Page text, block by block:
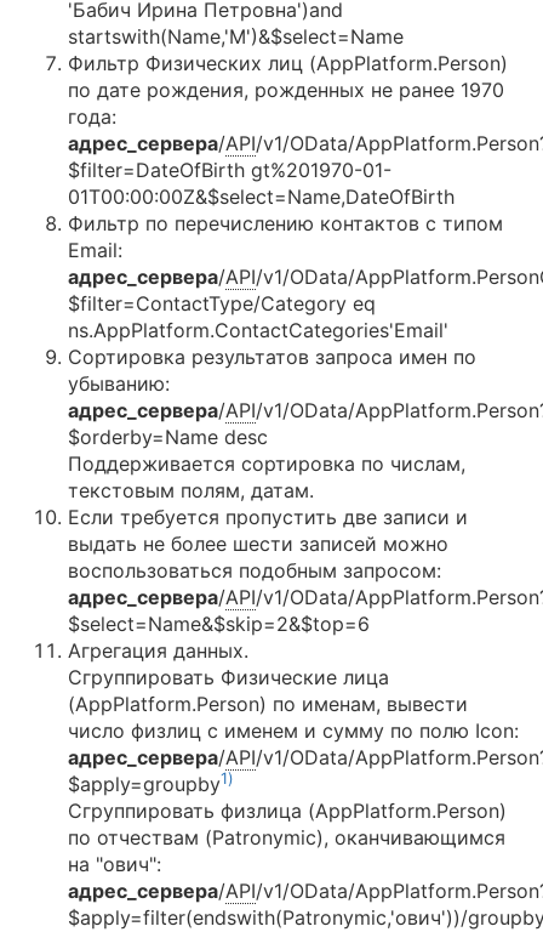
'Бабич Ирина Петровна')and
startswith(Name,'М')&$select=Name
Фильтр Физических лиц (AppPlatform.Person)
по дате рождения, рожденных не ранее 1970
года:
адрес_сервера/API/v1/OData/
$filter=DateOfBirth gt%201970-01-
01T00:00:00Z&$select=Name,DateOfBirth
Фильтр по перечислению контактов с типом
Email:
адрес_сервера/API/v1/OData/
$filter=ContactType/Category eq
ns.AppPlatform.ContactCategories'Email'
Сортировка результатов запроса имен по
убыванию:
адрес_сервера/API/v1/OData/
$orderby=Name desc
Поддерживается сортировка по числам,
текстовым полям, датам.
Если требуется пропустить две записи и
выдать не более шести записей можно
воспользоваться подобным запросом:
адрес_сервера/API/v1/OData/
$select=Name&$skip=2&$top=6
Агрегация данных.
Сгруппировать Физические лица
(AppPlatform.Person) по именам, вывести
число физлиц с именем и сумму по полю Icon:
адрес_сервера/API/v1/OData/
$apply=groupby1)
Сгруппировать физлица (AppPlatform.Person)
по отчествам (Patronymic), оканчивающимся
на "ович":
адрес_сервера/API/v1/OData/
$apply=filter(endswith(Patronymic,'ович'))/